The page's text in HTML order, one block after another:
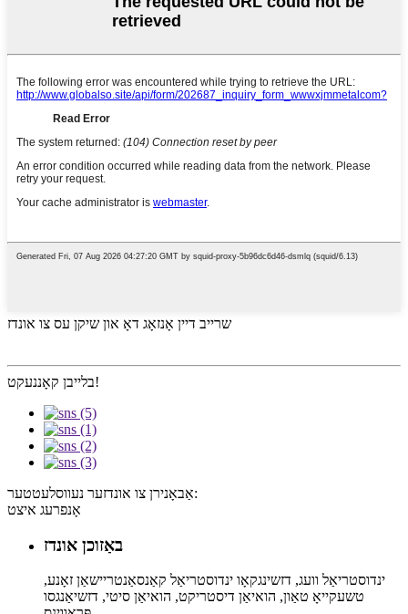
שרייב דיין אָנזאָג דאָ און שיקן עס צו אונדז
בלייבן קאָננעקט!
אַבאָנירן צו אונדזער נעווסלעטטער:
אָנפרעג איצט
באַזוכן אונדז
ינדוסטריאַל וועג, דזשינגקאָו ינדוסטריאַל קאַנסאַנטריישאַן זאָנע,
טשעקייאָ טאַון, הואיאַן דיסטריקט, הואיאַן סיטי, דזשיאַנגסו